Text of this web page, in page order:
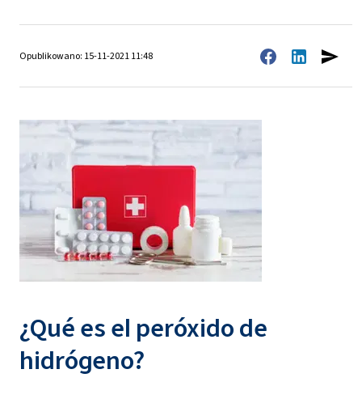
Opublikowano: 15-11-2021 11:48
¿Qué es el peróxido de
hidrógeno?